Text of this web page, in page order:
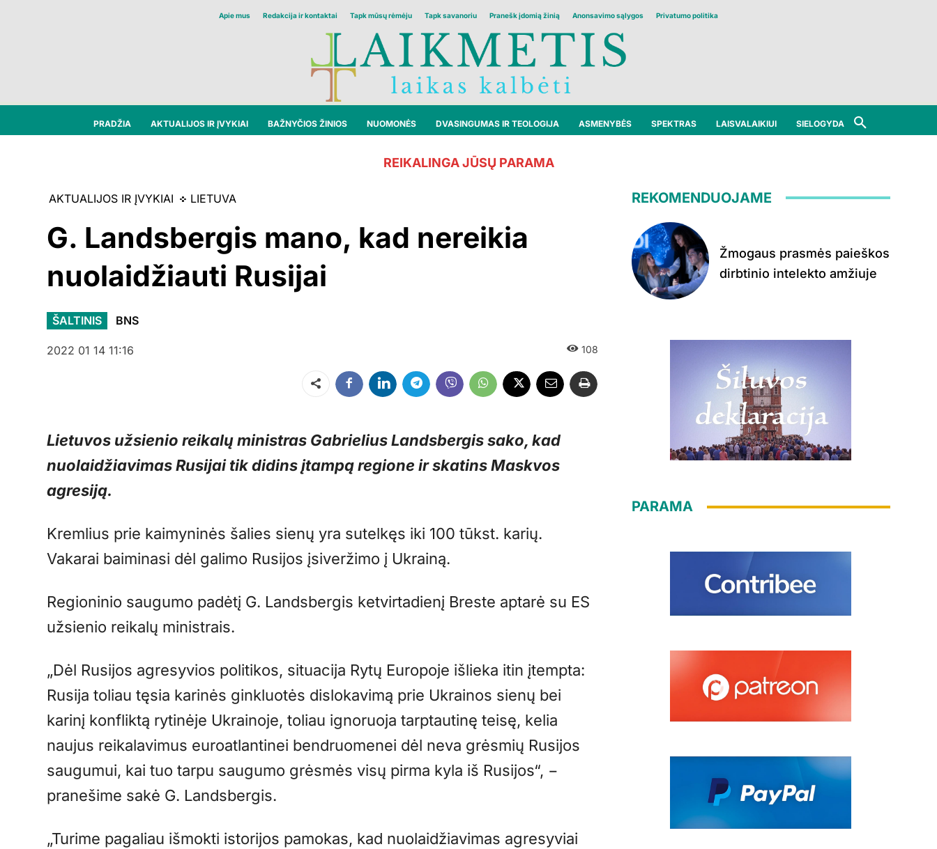
Apie mus Redakcija ir kontaktai Tapk mūsų rėmėju Tapk savanoriu Pranešk įdomią žinią Anonsavimo sąlygos Privatumo politika
PRADŽIA AKTUALIJOS IR ĮVYKIAI BAŽNYČIOS ŽINIOS NUOMONĖS DVASINGUMAS IR TEOLOGIJA ASMENYBĖS SPEKTRAS LAISVALAIKIUI SIELOGYDA
REIKALINGA JŪSŲ PARAMA
AKTUALIJOS IR ĮVYKIAI LIETUVA
G. Landsbergis mano, kad nereikia
nuolaidžiauti Rusijai
ŠALTINIS BNS
2022 01 14 11:16 108
Dalintis
Lietuvos užsienio reikalų ministras Gabrielius Landsbergis sako, kad
nuolaidžiavimas Rusijai tik didins įtampą regione ir skatins Maskvos
agresiją.
Kremlius prie kaimyninės šalies sienų yra sutelkęs iki 100 tūkst. karių.
Vakarai baiminasi dėl galimo Rusijos įsiveržimo į Ukrainą.
Regioninio saugumo padėtį G. Landsbergis ketvirtadienį Breste aptarė su ES
užsienio reikalų ministrais.
„Dėl Rusijos agresyvios politikos, situacija Rytų Europoje išlieka itin įtempta:
Rusija toliau tęsia karinės ginkluotės dislokavimą prie Ukrainos sienų bei
karinį konfliktą rytinėje Ukrainoje, toliau ignoruoja tarptautinę teisę, kelia
naujus reikalavimus euroatlantinei bendruomenei dėl neva grėsmių Rusijos
saugumui, kai tuo tarpu saugumo grėsmės visų pirma kyla iš Rusijos“, −
pranešime sakė G. Landsbergis.
„Turime pagaliau išmokti istorijos pamokas, kad nuolaidžiavimas agresyviai
REKOMENDUOJAME
Žmogaus prasmės paieškos
dirbtinio intelekto amžiuje
PARAMA